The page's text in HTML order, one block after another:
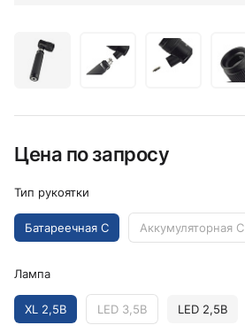
Цена по запросу
Тип рукоятки
Батареечная C Аккумуляторная C
Лампа
XL 2,5В LED 3,5В LED 2,5В